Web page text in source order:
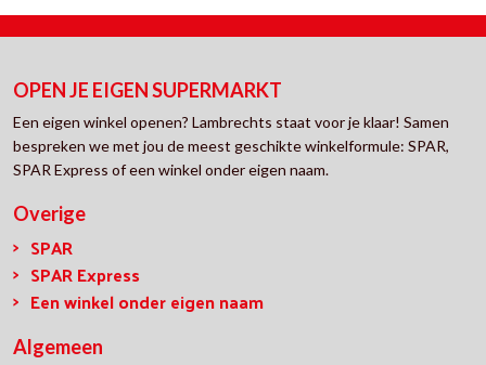
OPEN JE EIGEN SUPERMARKT
Een eigen winkel openen? Lambrechts staat voor je klaar! Samen
bespreken we met jou de meest geschikte winkelformule: SPAR,
SPAR Express of een winkel onder eigen naam.
Overige
SPAR
SPAR Express
Een winkel onder eigen naam
Algemeen